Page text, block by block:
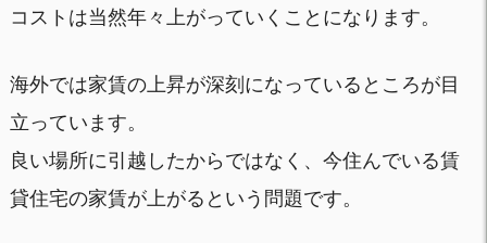
コストは当然年々上がっていくことになります。
海外では家賃の上昇が深刻になっているところが目
立っています。
良い場所に引越したからではなく、今住んでいる賃
貸住宅の家賃が上がるという問題です。